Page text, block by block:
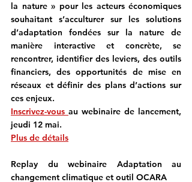
la nature » pour les acteurs économiques
souhaitant s’acculturer sur les solutions
d’adaptation fondées sur la nature de
manière interactive et concrète, se
rencontrer, identifier des leviers, des outils
financiers, des opportunités de mise en
réseaux et définir des plans d’actions sur
ces enjeux.
Inscrivez-vous au webinaire de lancement,
jeudi 12 mai.
Plus de détails
Replay du webinaire Adaptation au
changement climatique et outil OCARA